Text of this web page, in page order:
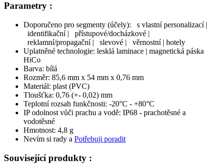
Parametry :
Doporučeno pro segmenty (účely): s vlastní personalizací |
identifikační | přístupové/docházkové |
reklamní/propagační | slevové | věrnostní | hotely
Uplatněné technologie: lesklá laminace | magnetická páska
HiCo
Barva: bílá
Rozměr: 85,6 mm x 54 mm x 0,76 mm
Materiál: plast (PVC)
Tloušťka: 0,76 (+- 0,02) mm
Teplotní rozsah funkčnosti: -20°C - +80°C
IP odolnost vůči prachu a vodě: IP68 - prachotěsné a
vodotěsné
Hmotnost: 4,8 g
Nevím si rady a Potřebuji poradit
Související produkty :